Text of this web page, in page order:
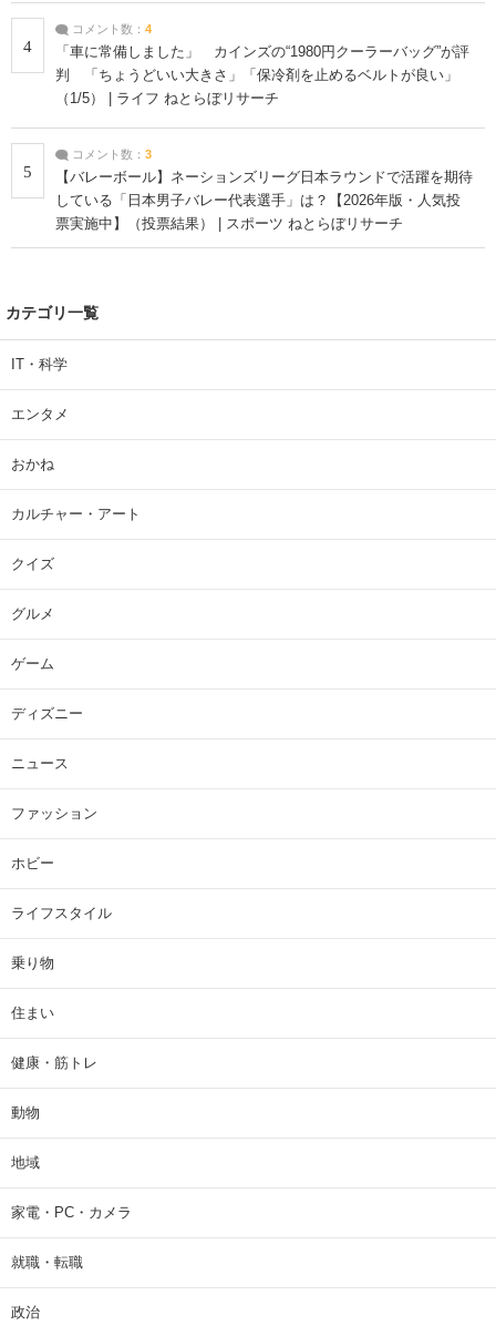
4
コメント数： 4
「車に常備しました」 カインズの“1980円クーラーバッグ”が評
判 「ちょうどいい大きさ」「保冷剤を止めるベルトが良い」
（1/5） | ライフ ねとらぼリサーチ
5
コメント数： 3
【バレーボール】ネーションズリーグ日本ラウンドで活躍を期待
している「日本男子バレー代表選手」は？【2026年版・人気投
票実施中】（投票結果） | スポーツ ねとらぼリサーチ
カテゴリ一覧
IT・科学
エンタメ
おかね
カルチャー・アート
クイズ
グルメ
ゲーム
ディズニー
ニュース
ファッション
ホビー
ライフスタイル
乗り物
住まい
健康・筋トレ
動物
地域
家電・PC・カメラ
就職・転職
政治